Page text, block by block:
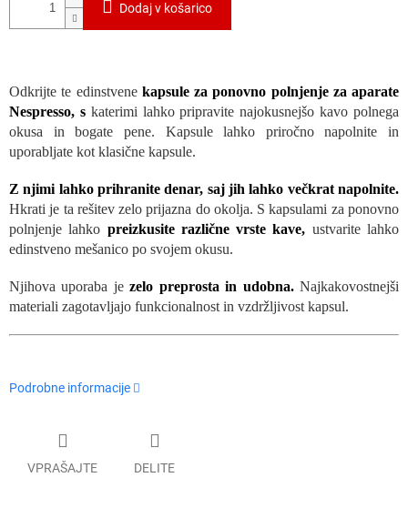
Dodaj v košarico
Odkrijte te edinstvene kapsule za ponovno polnjenje za aparate
Nespresso, s katerimi lahko pripravite najokusnejšo kavo polnega
okusa in bogate pene. Kapsule lahko priročno napolnite in
uporabljate kot klasične kapsule.
Z njimi lahko prihranite denar, saj jih lahko večkrat napolnite.
Hkrati je ta rešitev zelo prijazna do okolja. S kapsulami za ponovno
polnjenje lahko preizkusite različne vrste kave, ustvarite lahko
edinstveno mešanico po svojem okusu.
Njihova uporaba jezelo preprosta in udobna.Najkakovostnejši
materiali zagotavljajo funkcionalnost in vzdržljivost kapsul.
Podrobne informacije
VPRAŠAJTE DELITE